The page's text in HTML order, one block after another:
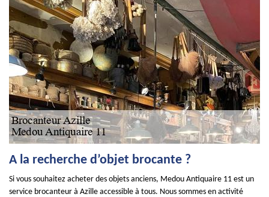
A la recherche d’objet brocante ?
Si vous souhaitez acheter des objets anciens, Medou Antiquaire 11 est un
service brocanteur à Azille accessible à tous. Nous sommes en activité